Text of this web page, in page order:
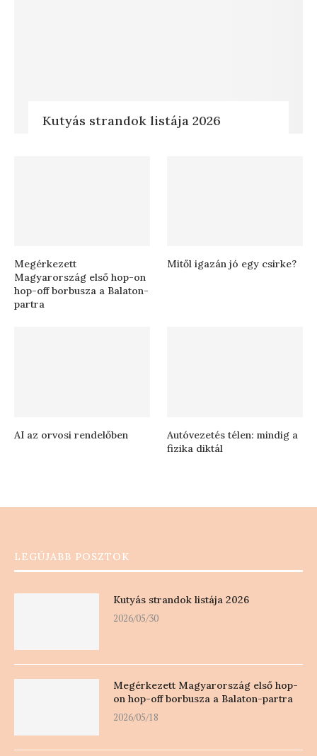
Kutyás strandok listája 2026
Megérkezett
Magyarország első hop-on
hop-off borbusza a Balaton-
partra
Mitől igazán jó egy csirke?
AI az orvosi rendelőben
Autóvezetés télen: mindig a
fizika diktál
LEGÚJABB POSZTOK
Kutyás strandok listája 2026
2026/05/30
Megérkezett Magyarország első hop-
on hop-off borbusza a Balaton-partra
2026/05/18